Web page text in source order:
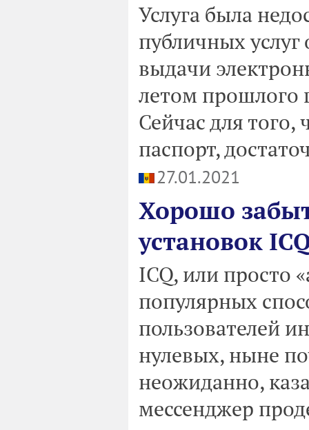
Услуга была
публичных
выдачи
летом прошлого
Сейчас для
паспорт,
27.01.2021
Хорошо
установок
ICQ, или просто
популярных
пользователей
нулевых, ныне
неожиданно,
мессенджер